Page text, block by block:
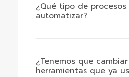
¿Qué tipo de
automatizar?
¿Tenemos que
herramientas que ya